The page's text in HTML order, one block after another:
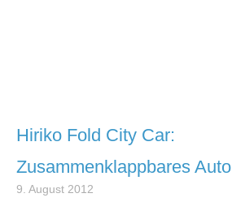
Hiriko Fold City Car:
Zusammenklappbares Auto
9. August 2012